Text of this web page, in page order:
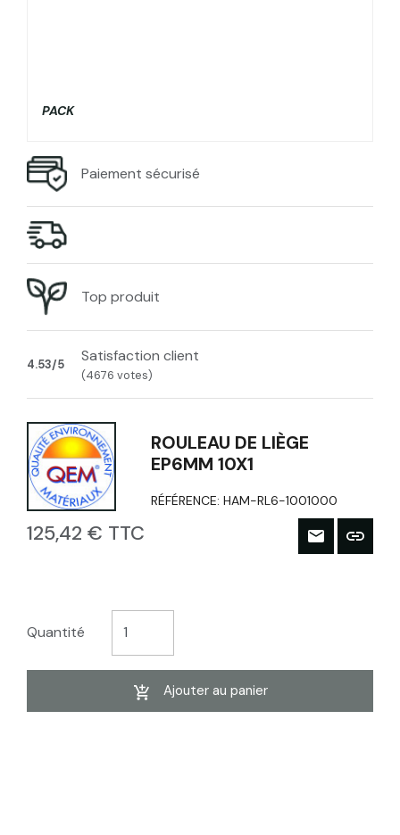
PACK
Paiement sécurisé
Top produit
4.53/5 Satisfaction client
(4676 votes)
ROULEAU DE LIÈGE
EP6MM 10X1
RÉFÉRENCE:HAM-RL6-1001000
125,42 € TTC
Quantité
Ajouter au panier